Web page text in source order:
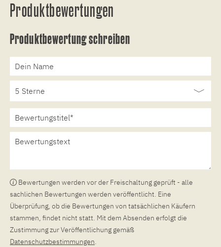
Produktbewertungen
Produktbewertung schreiben
Bewertungen werden vor der Freischaltung geprüft - alle
sachlichen Bewertungen werden veröffentlicht. Eine
Überprüfung, ob die Bewertungen von tatsächlichen Käufern
stammen, findet nicht statt. Mit dem Absenden erfolgt die
Zustimmung zur Veröffentlichung gemäß
Datenschutzbestimmungen.